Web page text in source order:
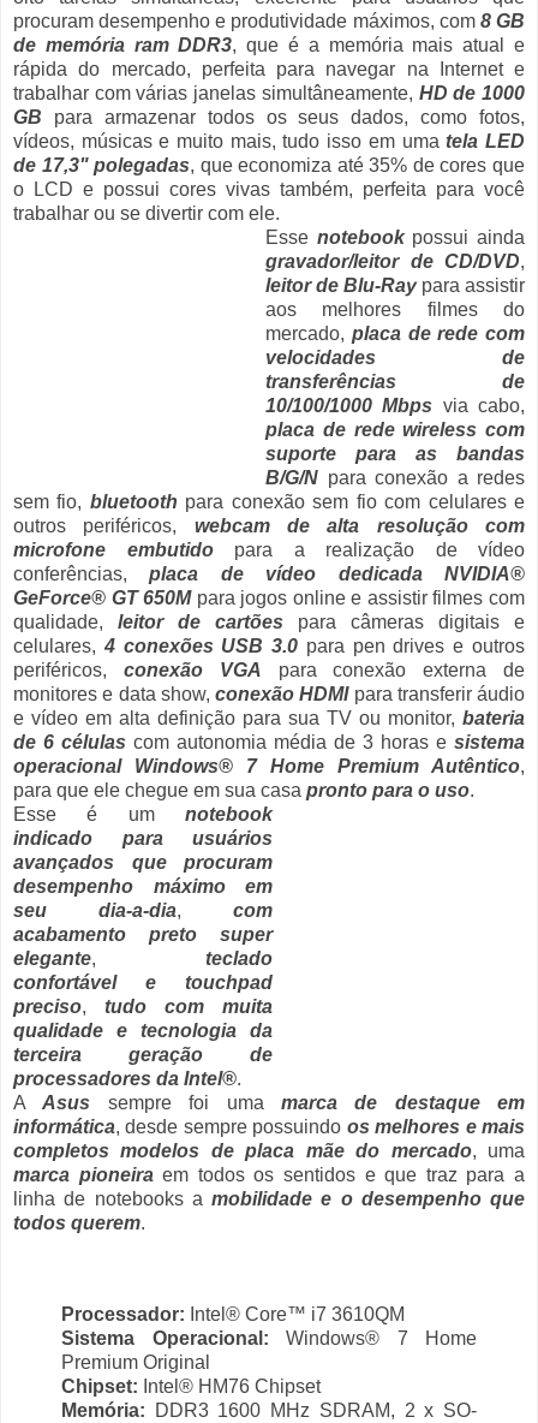
procuram desempenho e produtividade máximos, com 8 GB
de memória ram DDR3, que é a memória mais atual e
rápida do mercado, perfeita para navegar na Internet e
trabalhar com várias janelas simultâneamente, HD de 1000
GB para armazenar todos os seus dados, como fotos,
vídeos, músicas e muito mais, tudo isso em umatela LED
de 17,3" polegadas, que economiza até 35% de cores que
o LCD e possui cores vivas também, perfeita para você
trabalhar ou se divertir com ele.
Esse notebookpossui ainda
gravador/leitor de CD/DVD,
leitor de Blu-Raypara assistir
aos melhores filmes do
mercado, placa de rede com
velocidades de
transferências de
10/100/1000 Mbps via cabo,
placa de rede wireless com
suporte para as bandas
B/G/N para conexão a redes
sem fio, bluetooth para conexão sem fio com celulares e
outros periféricos, webcam de alta resolução com
microfone embutidopara a realização de vídeo
conferências,placa de vídeo dedicada NVIDIA®
GeForce® GT 650Mpara jogos online e assistir filmes com
qualidade, leitor de cartões para câmeras digitais e
celulares,4 conexões USB 3.0 para pen drives e outros
periféricos, conexão VGA para conexão externa de
monitores e data show, conexão HDMIpara transferir áudio
e vídeo em alta definição para sua TV ou monitor, bateria
de 6 células com autonomia média de 3 horas e sistema
operacional Windows® 7 Home Premium Autêntico,
para que ele chegue em sua casa pronto para o uso.
Esse é um notebook
indicado para usuários
avançados que procuram
desempenho máximo em
seu dia-a-dia, com
acabamento preto super
elegante, teclado
confortável e touchpad
preciso, tudo com muita
qualidade e tecnologia da
terceira geração de
processadores da Intel®.
AAsus sempre foi uma marca de destaque em
informática, desde sempre possuindo os melhores e mais
completos modelos de placa mãe do mercado, uma
marca pioneiraem todos os sentidos e que traz para a
linha de notebooks a mobilidade e o desempenho que
todos querem.
Processador: Intel® Core™ i7 3610QM
Sistema Operacional: Windows® 7 Home
Premium Original
Chipset: Intel® HM76 Chipset
Memória: DDR3 1600 MHz SDRAM, 2 x SO-